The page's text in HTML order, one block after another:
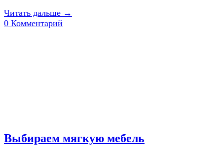
Читать дальше →
0 Комментарий
Выбираем мягкую мебель